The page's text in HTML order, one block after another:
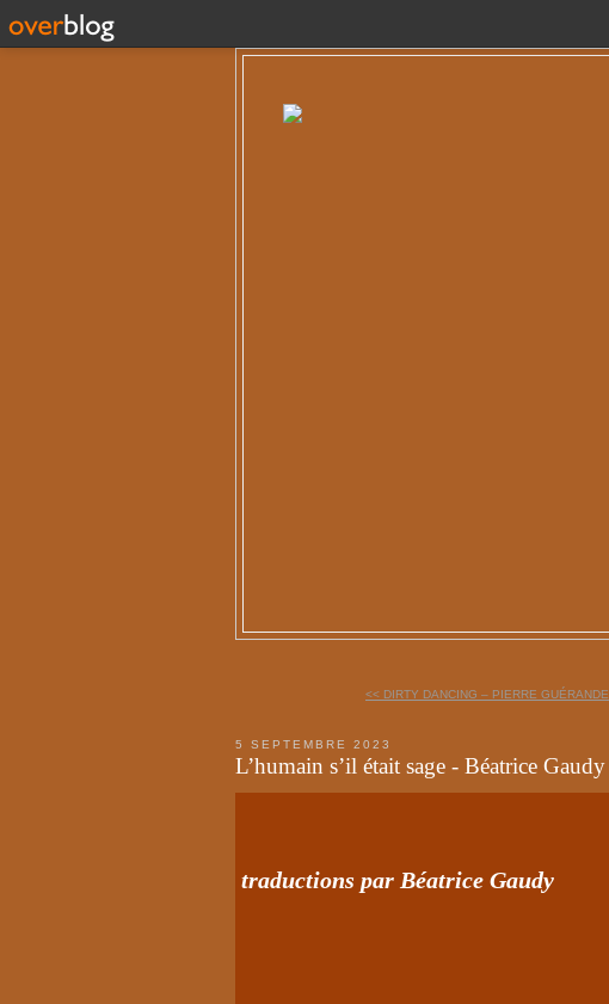
<< DIRTY DANCING – PIERRE GUÉRANDE
5 SEPTEMBRE 2023
L’humain s’il était sage - Béatrice Gaudy
traductions par Béatrice Gaudy